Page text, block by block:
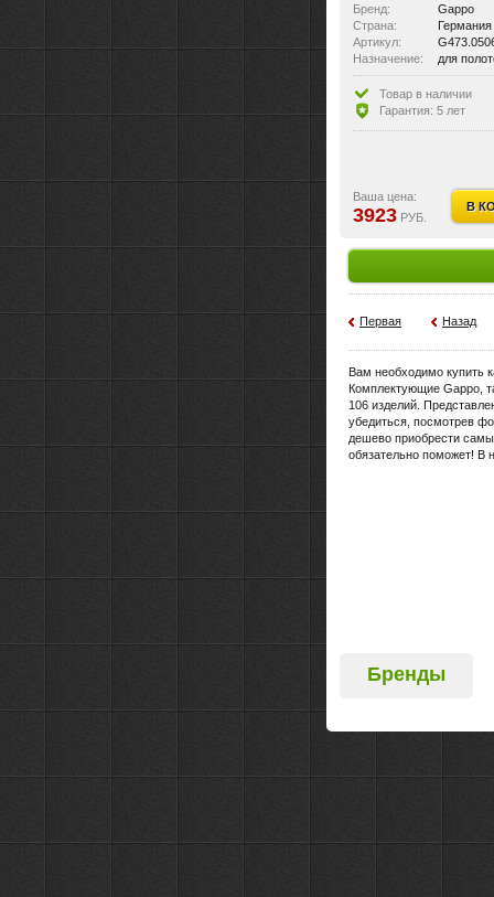
Бренд:
Gappo
Страна:
Германия
Артикул:
Назначение:
для
Размер:
3/4"Мx1"F
Цвет:
хром
Цвет:
Хром
Стилистика дизайна:
Товар в наличии
Гарантия: 5 лет
Ваша цена:
3923 РУБ.
В
Первая Назад
Вам необходимо купить
Комплектующие Gappo,
106 изделий.
убедиться, посмотрев
дешево приобрести
обязательно поможет! В
Бренды